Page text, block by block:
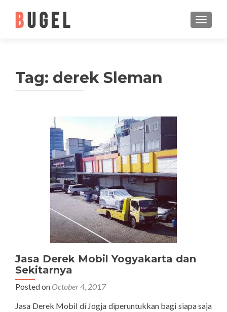
Tag: derek Sleman
Jasa Derek Mobil Yogyakarta dan
Sekitarnya
Posted on October 4, 2017
Jasa Derek Mobil di Jogja diperuntukkan bagi siapa saja